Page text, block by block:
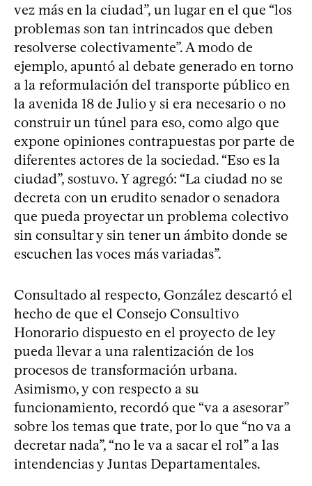
vez más en la ciudad”, un lugar en el que “los
problemas son tan intrincados que deben
resolverse colectivamente”. A modo de
ejemplo, apuntó al debate generado en torno
a la reformulación del transporte público en
la avenida 18 de Julio y si era necesario o no
construir un túnel para eso, como algo que
expone opiniones contrapuestas por parte de
diferentes actores de la sociedad. “Eso es la
ciudad”, sostuvo. Y agregó: “La ciudad no se
decreta con un erudito senador o senadora
que pueda proyectar un problema colectivo
sin consultar y sin tener un ámbito donde se
escuchen las voces más variadas”.
Consultado al respecto, González descartó el
hecho de que el Consejo Consultivo
Honorario dispuesto en el proyecto de ley
pueda llevar a una ralentización de los
procesos de transformación urbana.
Asimismo, y con respecto a su
funcionamiento, recordó que “va a asesorar”
sobre los temas que trate, por lo que “no va a
decretar nada”, “no le va a sacar el rol” a las
intendencias y Juntas Departamentales.